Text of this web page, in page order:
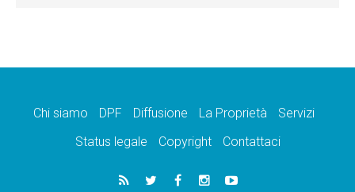
Chi siamo DPF Diffusione La Proprietà
Servizi
Status legale
Copyright Contattaci